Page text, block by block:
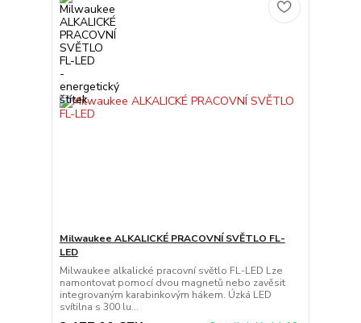
Milwaukee ALKALICKÉ PRACOVNÍ SVĚTLO FL-
LED
Milwaukee alkalické pracovní světlo FL-LED Lze
namontovat pomocí dvou magnetů nebo zavěsit
integrovaným karabinkovým hákem. Úzká LED
svítilna s 300 lu...